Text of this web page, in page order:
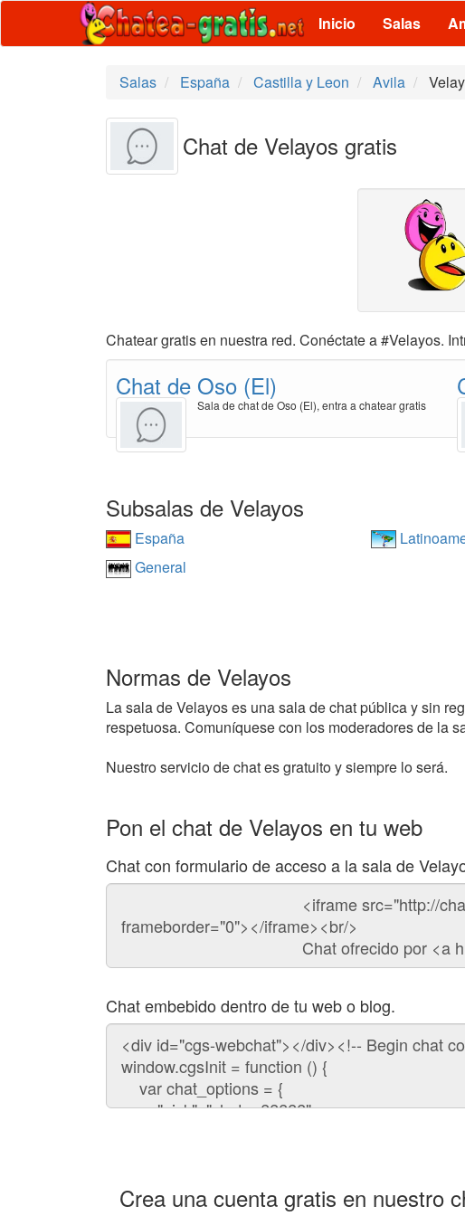
Inicio Salas
Salas España Castilla y Leon Avila
Chat de Velayos gratis
Chatear gratis en nuestra red. Conéctate a #Velayos.
Chat de Oso (El)
Sala de chat de Oso (El), entra a chatear gratis
Subsalas de Velayos
España
General
Normas de Velayos
La sala de Velayos es una sala de chat pública y sin
respetuosa. Comuníquese con los moderadores de la
Nuestro servicio de chat es gratuito y siempre lo será.
Pon el chat de Velayos en tu web
Chat con formulario de acceso a la sala de
Código
chat
Chat embebido dentro de tu web o blog.
Código
para
embeber
chat
Crea una cuenta gratis en nuestro